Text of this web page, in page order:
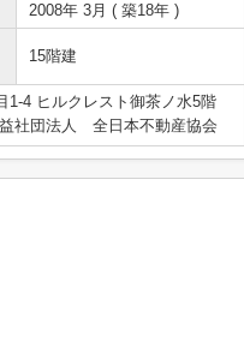
2008年 3月 ( 築18年 )
15階建
1-4 ヒルクレスト御茶ノ水5階
社団法人 全日本不動産協会